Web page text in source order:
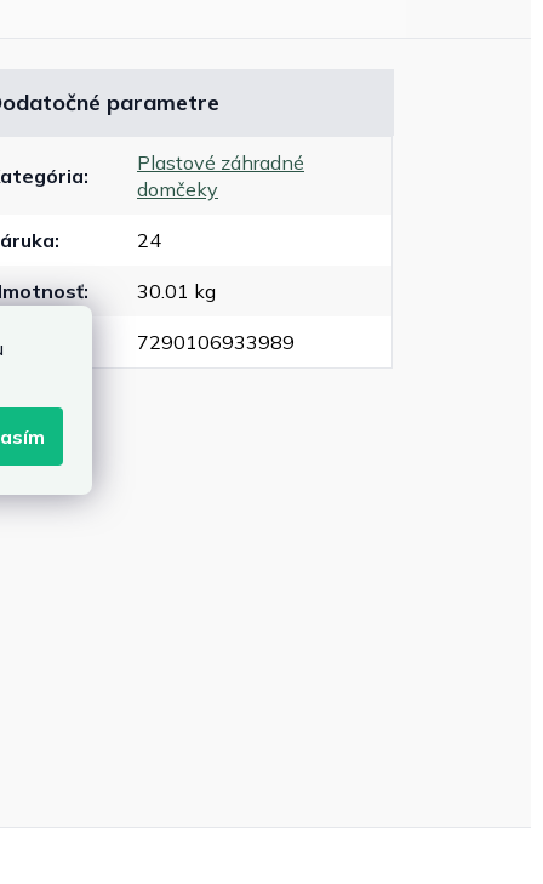
parametre
:
Plastové záhradné
domčeky
: 24
: 30.01 kg
7290106933989